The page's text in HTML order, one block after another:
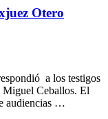
Otero
a los testigos
Ceballos. El
audiencias …